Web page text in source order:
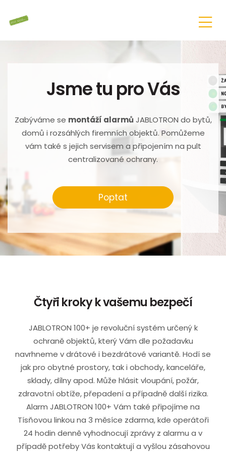
Jsme tu pro Vás
Zabýváme se montáží alarmůJABLOTRON do bytů,
domů i rozsáhlých firemních objektů. Pomůžeme
vám také s jejich servisem a připojením na pult
centralizované ochrany.
Poptat
Čtyři kroky k vašemu bezpečí
JABLOTRON 100+ je revoluční systém určený k
ochraně objektů, který Vám dle požadavku
navrhneme v drátové i bezdrátové variantě. Hodí se
jak pro obytné prostory, tak i obchody, kanceláře,
sklady, dílny apod. Může hlásit vloupání, požár,
zdravotní obtíže, přepadení a případně další rizika.
Alarm JABLOTRON 100+ Vám také připojíme na
Tísňovou linkou na 3 měsíce zdarma, kde operátoři
24 hodin denně vyhodnocují zprávy z alarmu a v
případě potřeby Vás kontaktují a vyšlou zásahovou